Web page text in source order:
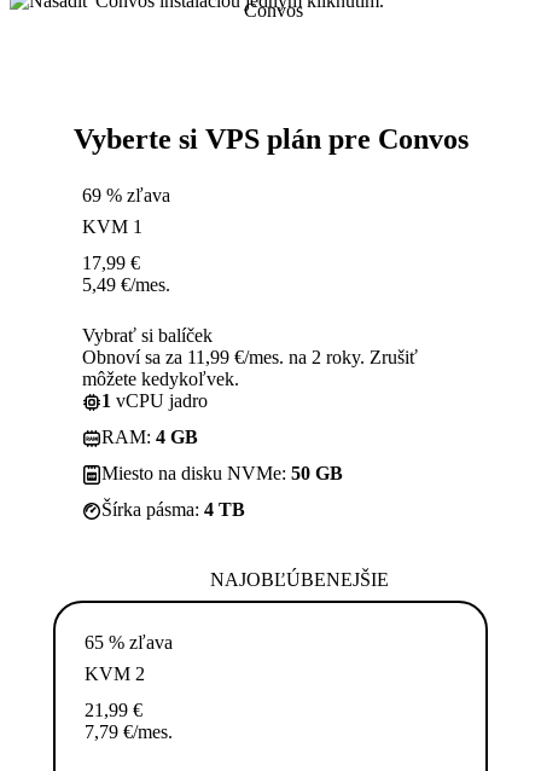
Vyberte si VPS plán pre Convos
69 % zľava
KVM 1
17,99 €
5,49 €/mes.
Vybrať si balíček
Obnoví sa za 11,99 €/mes. na 2 roky. Zrušiť
môžete kedykoľvek.
1 vCPU jadro
RAM: 4 GB
Miesto na disku NVMe: 50 GB
Šírka pásma: 4 TB
NAJOBĽÚBENEJŠIE
65 % zľava
KVM 2
21,99 €
7,79 €/mes.